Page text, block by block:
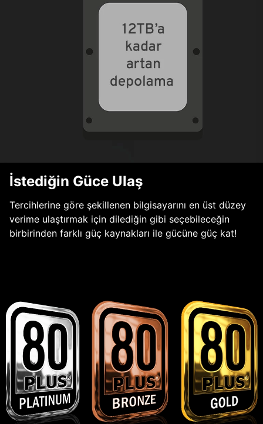
İstediğin Güce Ulaş
Tercihlerine göre şekillenen bilgisayarını en üst düzey
verime ulaştırmak için dilediğin gibi seçebileceğin
birbirinden farklı güç kaynakları ile gücüne güç kat!